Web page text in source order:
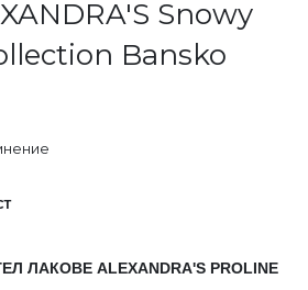
Snowy
Bansko
ЛАКОВЕ ALEXANDRA'S PROLINE